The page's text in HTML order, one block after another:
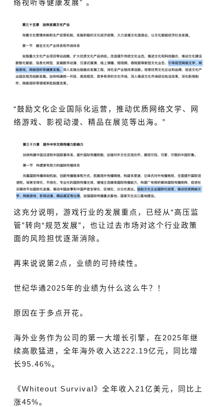
络视听等健康发展” 。
“鼓励文化企业国际化运营，推动优质网络文学、网
络游戏、影视动漫、精品在展览等出海。 ”
这充分说明，游戏行业的发展重点，已经从“高压监
管”转向“规范发展”，也让过去市场 对这个行业政策
面的风险担忧逐渐消除。
再来说说第2点，业绩的可持续性。
世纪华通2025年的业绩为什么这么牛？！
原因在于多点开花。
海外业务作为公司的第一大增长引擎，在2025年继
续高歌猛进，全年海外收入达222.19亿元，同比增
长95.46%。
《Whiteout Survival》全年收入21亿美元，同比上
涨45%。